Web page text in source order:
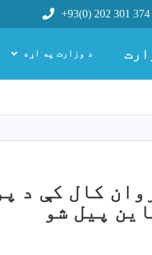
+93(0) 202 301 374
د وزارت په اړه
کال کې د
پیل شو